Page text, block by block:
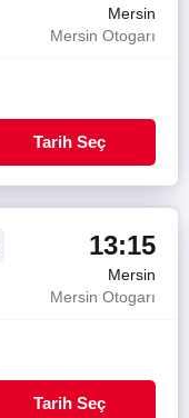
Mersin
Mersin Otogarı
Tarih Seç
13:15
Mersin
Mersin Otogarı
Tarih Seç